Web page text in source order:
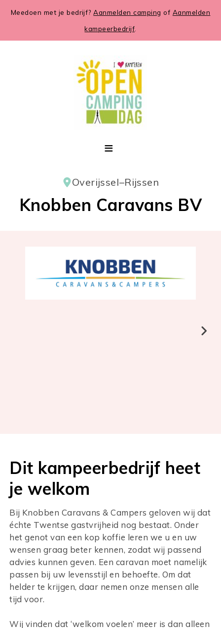
Meedoen met je bedrijf?Aanmelden camping of Aanmelden
kampeerbedrijf
Overijssel–Rijssen
Knobben Caravans BV
Dit kampeerbedrijf heet
je welkom
Bij Knobben Caravans & Campers geloven wij dat
échte Twentse gastvrijheid nog bestaat. Onder
het genot van een kop koffie leren we u en uw
wensen graag beter kennen, zodat wij passend
advies kunnen geven. Een caravan moet namelijk
passen bij uw levensstijl en behoefte. Om dat
helder te krijgen, daar nemen onze mensen alle
tijd voor.
Wij vinden dat ‘welkom voelen’ meer is dan alleen